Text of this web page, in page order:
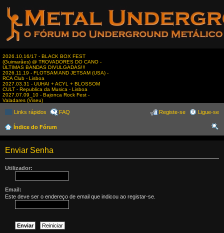
2026.10.16/17 - BLACK BOX FEST
(Guimarães) @ TROVADORES DO CANO -
ÚLTIMAS BANDAS DIVULGADAS!!!
2026.11.19 - FLOTSAM AND JETSAM (USA) -
RCA Club - Lisboa
2027.03.31 - UUHAI + ACYL + BLOSSOM
CULT - Republica da Musica - Lisboa
2027.07.09_10 - Bajonca Rock Fest -
Valadares (Viseu)
Links rápidos FAQ Ligue-se
Registe-se
Índice do Fórum
Enviar Senha
Utilizador:
Email:
Este deve ser o endereço de email que indicou ao registar-se.